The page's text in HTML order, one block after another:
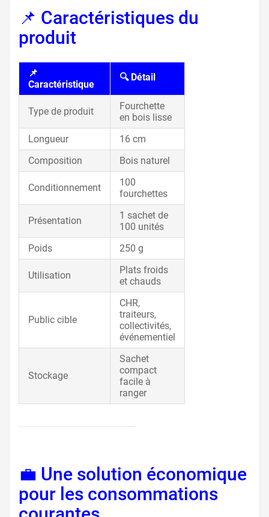
📌 Caractéristiques du
produit
📌
Caractéristique
🔍 Détail
Type de produit
Fourchette
en bois lisse
Longueur
16 cm
Composition
Bois naturel
Conditionnement
100
fourchettes
Présentation
1 sachet de
100 unités
Poids
250 g
Utilisation
Plats froids
et chauds
Public cible
CHR,
traiteurs,
collectivités,
événementiel
Stockage
Sachet
compact
facile à
ranger
💼 Une solution économique
pour les consommations